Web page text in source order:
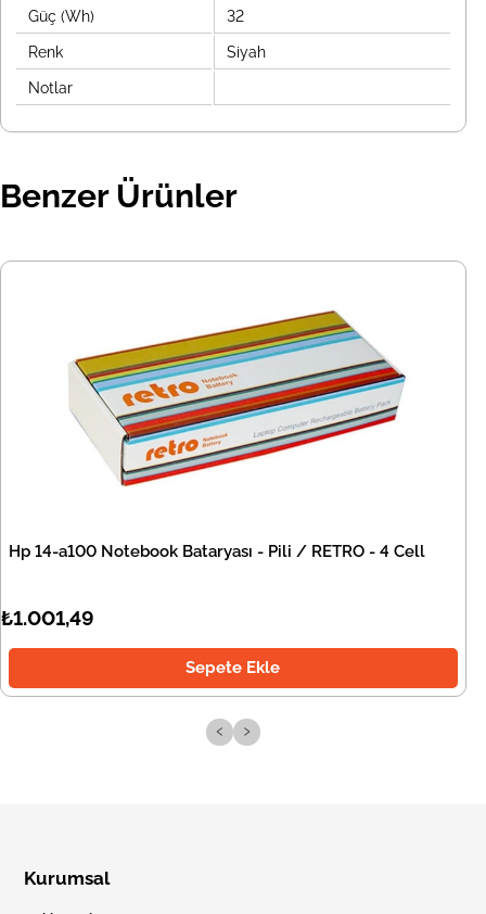
Güç (Wh) 32
Renk Siyah
Notlar
Benzer Ürünler
Hp 14-a100 Notebook Bataryası - Pili / RETRO - 4 Cell
₺1.001,49
Sepete Ekle
‹ ›
Kurumsal